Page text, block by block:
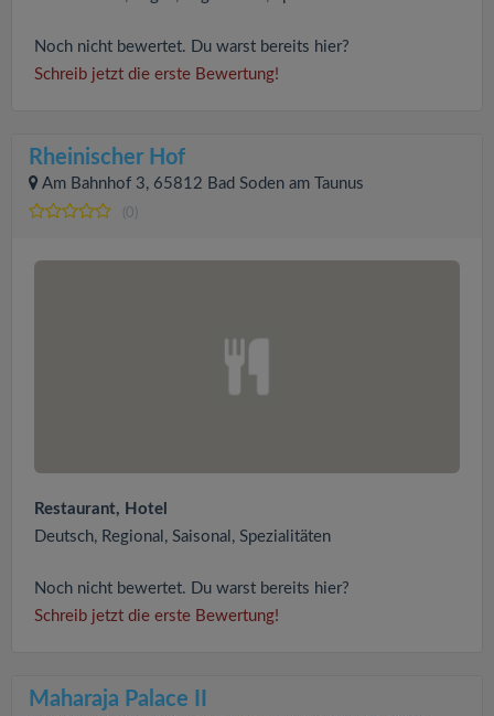
Noch nicht bewertet. Du warst bereits hier?
Schreib jetzt die erste Bewertung!
Rheinischer Hof
Am Bahnhof 3, 65812 Bad Soden am Taunus
(0)
Restaurant, Hotel
Deutsch, Regional, Saisonal, Spezialitäten
Noch nicht bewertet. Du warst bereits hier?
Schreib jetzt die erste Bewertung!
Maharaja Palace II